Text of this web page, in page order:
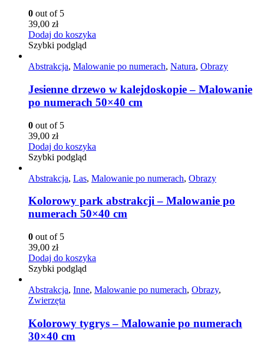
0 out of 5
39,00 zł
Dodaj do koszyka
Szybki podgląd
Abstrakcja, Malowanie po numerach, Natura, Obrazy
Jesienne drzewo w kalejdoskopie – Malowanie
po numerach 50×40 cm
0 out of 5
39,00 zł
Dodaj do koszyka
Szybki podgląd
Abstrakcja, Las, Malowanie po numerach, Obrazy
Kolorowy park abstrakcji – Malowanie po
numerach 50×40 cm
0 out of 5
39,00 zł
Dodaj do koszyka
Szybki podgląd
Abstrakcja, Inne, Malowanie po numerach, Obrazy,
Zwierzęta
Kolorowy tygrys – Malowanie po numerach
30×40 cm